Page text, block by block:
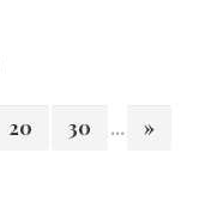
20 30 ... »